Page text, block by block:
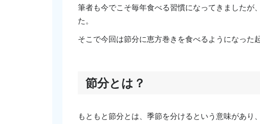
筆者も今でこそ毎年食べる習慣になってきましたが
た。
そこで今回は節分に恵方巻きを食べるようになった
節分とは？
もともと節分とは、季節を分けるという意味があり